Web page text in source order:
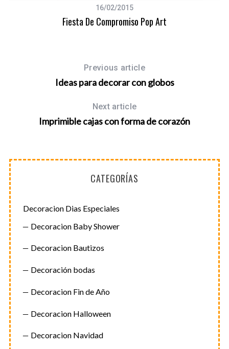
16/02/2015
Fiesta De Compromiso Pop Art
Previous article
Ideas para decorar con globos
Next article
Imprimible cajas con forma de corazón
CATEGORÍAS
Decoracion Dias Especiales
Decoracion Baby Shower
Decoracion Bautizos
Decoración bodas
Decoracion Fin de Año
Decoracion Halloween
Decoracion Navidad
e
h
: